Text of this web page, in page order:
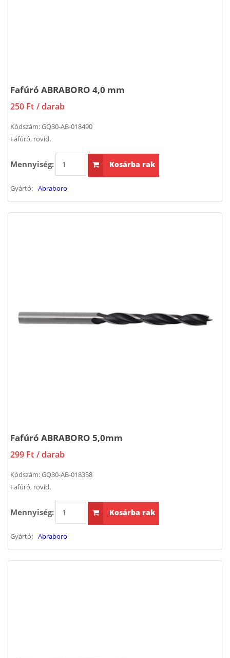
Fafúró ABRABORO 4,0 mm
250 Ft / darab
Kódszám:GQ30-AB-018490
Fafúró, rövid.
Mennyiség: Kosárba rak
Gyártó: Abraboro
Fafúró ABRABORO 5,0mm
299 Ft / darab
Kódszám:GQ30-AB-018358
Fafúró, rövid.
Mennyiség: Kosárba rak
Gyártó: Abraboro